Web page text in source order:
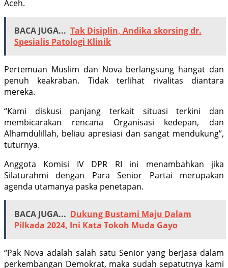
Aceh.
BACA JUGA... Tak Disiplin, Andika skorsing dr.
Spesialis Patologi Klinik
Pertemuan Muslim dan Nova berlangsung hangat dan
penuh keakraban. Tidak terlihat rivalitas diantara
mereka.
“Kami diskusi panjang terkait situasi terkini dan
membicarakan rencana Organisasi kedepan, dan
Alhamdulillah, beliau apresiasi dan sangat mendukung”,
tuturnya.
Anggota Komisi IV DPR RI ini menambahkan jika
Silaturahmi dengan Para Senior Partai merupakan
agenda utamanya paska penetapan.
BACA JUGA... Dukung Bustami Maju Dalam
Pilkada 2024, Ini Kata Tokoh Muda Gayo
“Pak Nova adalah salah satu Senior yang berjasa dalam
perkembangan Demokrat, maka sudah sepatutnya kami